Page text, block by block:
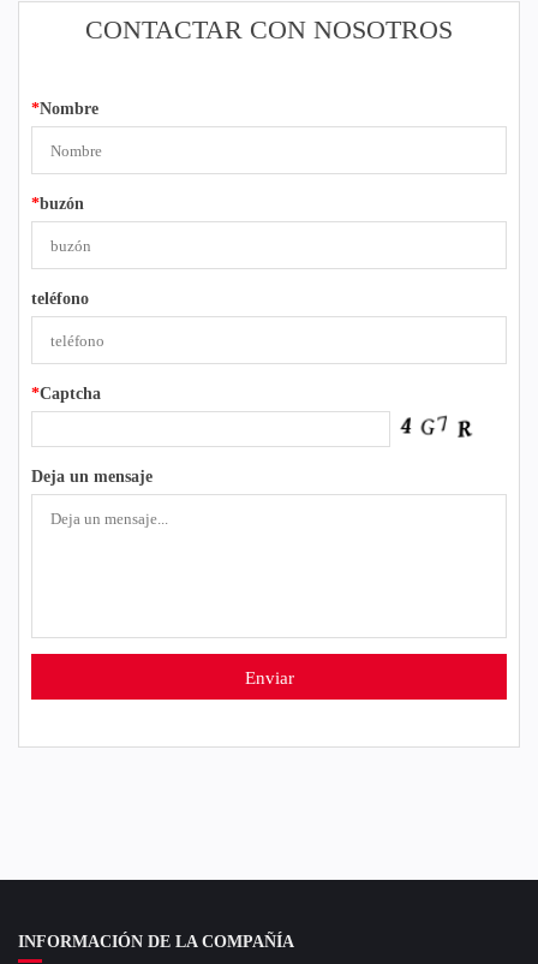
CONTACTAR CON NOSOTROS
*Nombre
*buzón
teléfono
*Captcha
Deja un mensaje
INFORMACIÓN DE LA COMPAÑÍA